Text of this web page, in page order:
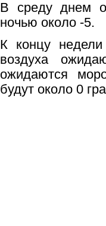
В среду днем
ночью около -5.
К концу
воздуха
ожидаются
будут около 0